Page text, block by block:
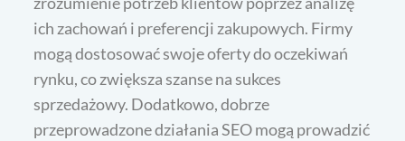
ich zachowań i preferencji zakupowych. Firmy
mogą dostosować swoje oferty do oczekiwań
rynku, co zwiększa szanse na sukces
sprzedażowy. Dodatkowo, dobrze
przeprowadzone działania SEO mogą prowadzić